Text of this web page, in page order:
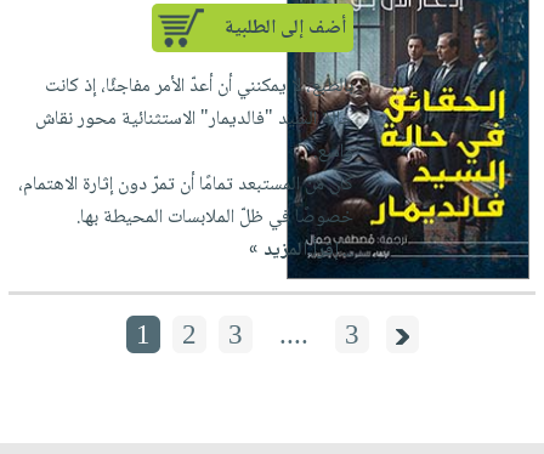
أضف إلى الطلبية
بالطبع، لا يمكنني أن أعدّ الأمر مفاجئًا، إذ كانت
حالة السيد "فالديمار" الاستثنائية محور نقاش
واسع.
كان من المستبعد تمامًا أن تمرّ دون إثارة الاهتمام،
خصوصًا في ظلّ الملابسات المحيطة بها.
...إقرأ المزيد »
1 2 3 .... 3